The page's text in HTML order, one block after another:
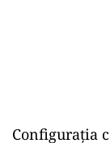
Configurația